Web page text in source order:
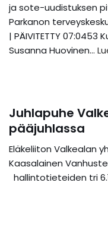
ja sote-uudistuksen
Parkanon
| PÄIVITETTY 07:0453
Susanna Huovinen…
Juhlapuhe
pääjuhlassa
Eläkeliiton
Kaasalainen
hallintotieteiden tri